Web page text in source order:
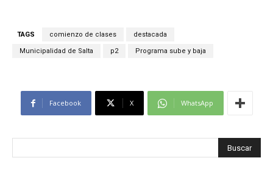
TAGS comienzo de clases destacada
Municipalidad de Salta p2 Programa sube y baja
Facebook X WhatsApp